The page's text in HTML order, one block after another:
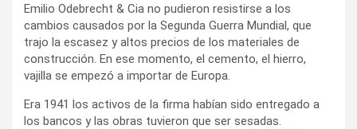
Emilio Odebrecht & Cia no pudieron resistirse a los
cambios causados por la Segunda Guerra Mundial, que
trajo la escasez y altos precios de los materiales de
construcción. En ese momento, el cemento, el hierro,
vajilla se empezó a importar de Europa.
Era 1941 los activos de la firma habían sido entregado a
los bancos y las obras tuvieron que ser sesadas.